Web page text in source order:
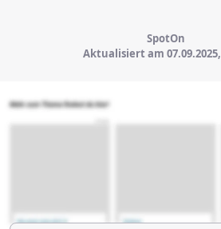
SpotOn
Aktualisiert am 07.09.2025,